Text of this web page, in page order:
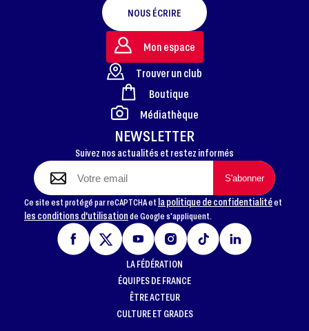
FOOTER
NOUS ÉCRIRE
NEWSLETTER
Suivez nos actualités et restez informés
Ce site est protégé par reCAPTCHA et la politique de confidentialitéet
les conditions d'utilisationde Google s'appliquent.
Mon espace
Trouver un club
Boutique
Médiathèque
LA FÉDÉRATION
ÉQUIPES DE FRANCE
ÊTRE ACTEUR
CULTURE ET GRADES